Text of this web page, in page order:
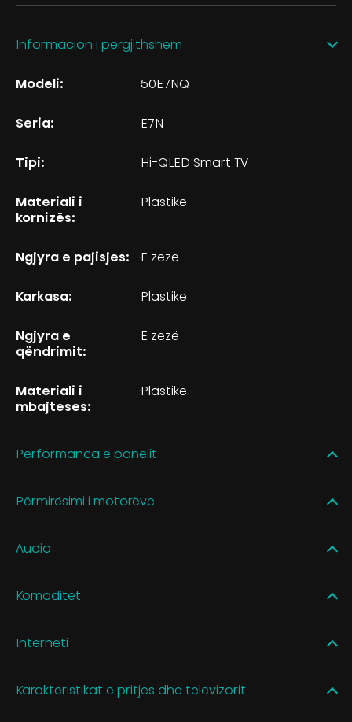
Informacion i pergjithshem
Modeli: 50E7NQ
Seria: E7N
Tipi: Hi-QLED Smart TV
Materiali i
kornizës:
Plastike
Ngjyra e pajisjes: E zeze
Karkasa: Plastike
Ngjyra e
qëndrimit:
E zezë
Materiali i
mbajteses:
Plastike
Performanca e panelit
Përmirësimi i motorëve
Audio
Komoditet
Interneti
Karakteristikat e pritjes dhe televizorit